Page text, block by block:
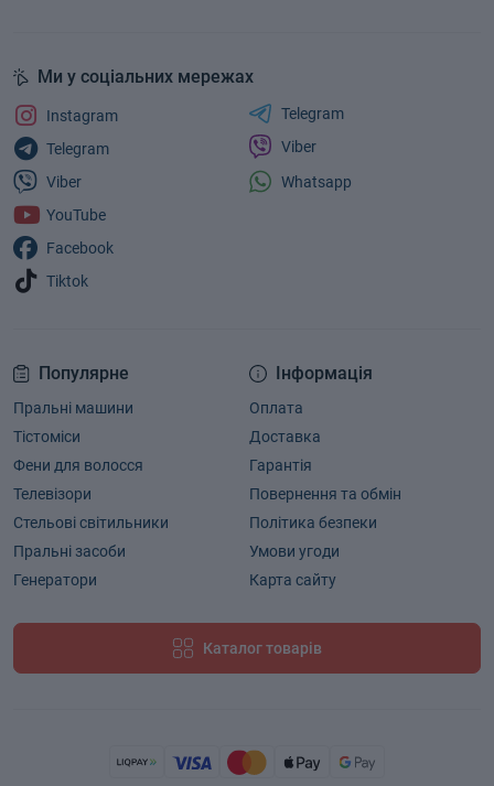
Популярне
Пральні машини
Тістоміси
Фени для волосся
Телевізори
Стельові світильники
Пральні засоби
Генератори
Інформація
Оплата
Доставка
Гарантія
Повернення та обмін
Політика безпеки
Умови угоди
Карта сайту
Каталог товарів
Ми у соціальних мережах
Instagram
Telegram
Viber
YouTube
Facebook
Tiktok
Telegram
Viber
Whatsapp